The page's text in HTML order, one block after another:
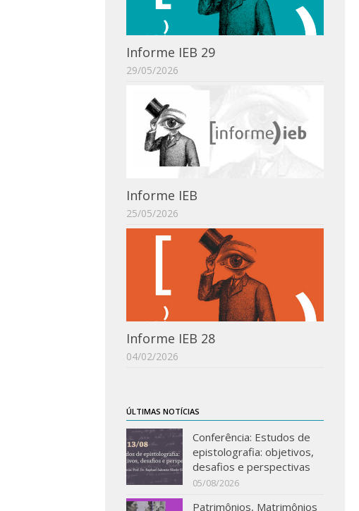
Informe IEB 29
29/05/2026
Informe IEB
25/05/2026
Informe IEB 28
04/02/2026
ÚLTIMAS NOTÍCIAS
Conferência: Estudos de
epistolografia: objetivos,
desafios e perspectivas
05/08/2026
Patrimônios, Matrimônios